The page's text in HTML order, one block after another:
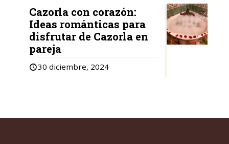
Cazorla con corazón:
Ideas románticas para
disfrutar de Cazorla en
pareja
30 diciembre, 2024